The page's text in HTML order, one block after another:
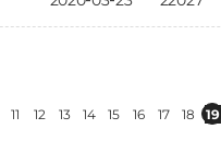
11 12 13 14 15 16 17 18 19